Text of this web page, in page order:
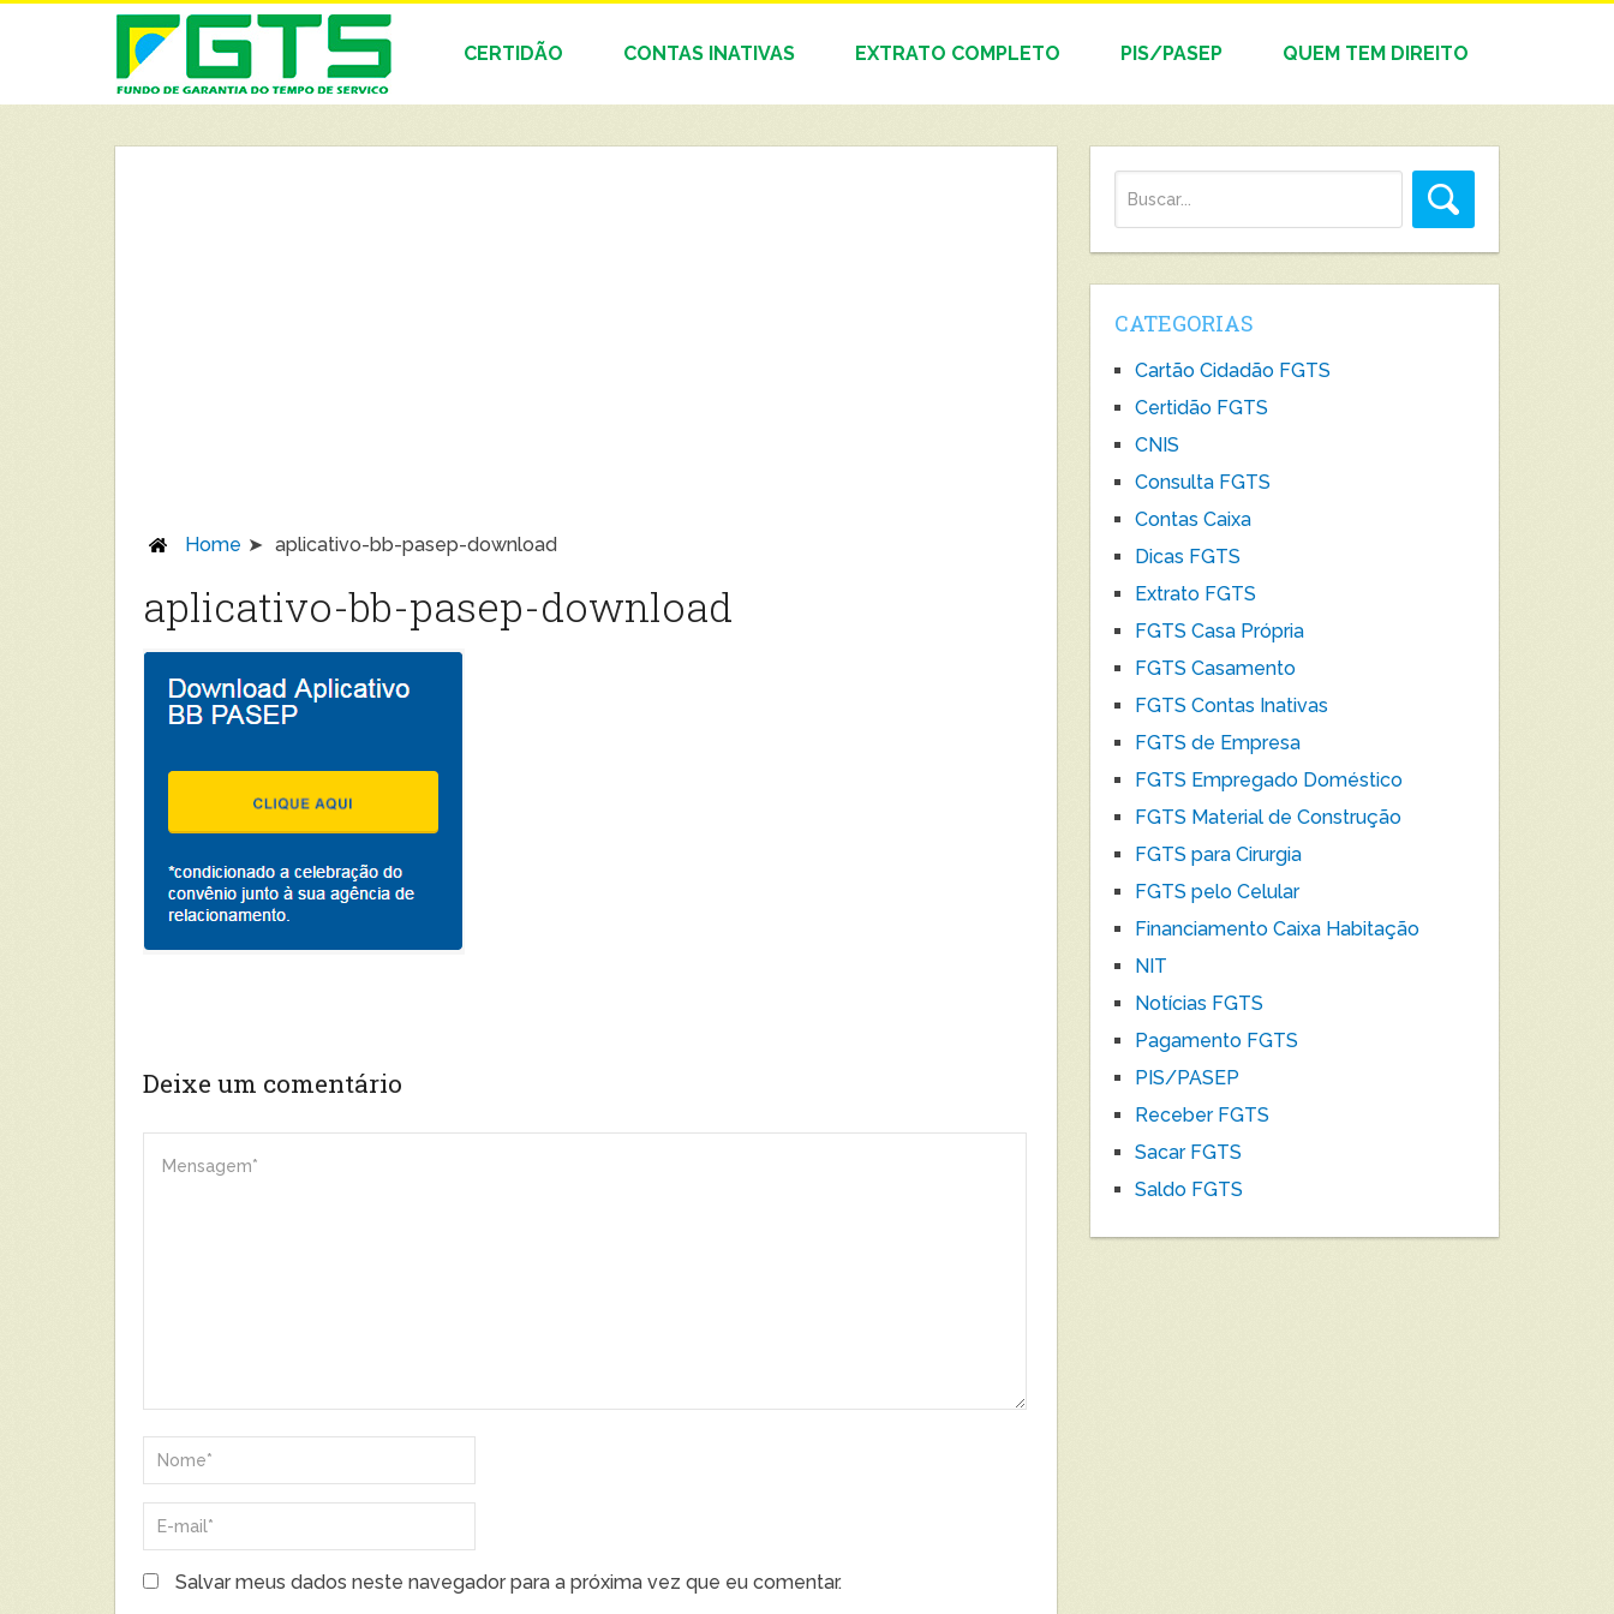
CERTIDÃO CONTAS INATIVAS EXTRATO COMPLETO PIS/PASEP QUEM TEM DIREITO
Home aplicativo-bb-pasep-download
aplicativo-bb-pasep-download
Deixe um comentário
Salvar meus dados neste navegador para a próxima vez que eu comentar.
CATEGORIAS
Cartão Cidadão FGTS
Certidão FGTS
CNIS
Consulta FGTS
Contas Caixa
Dicas FGTS
Extrato FGTS
FGTS Casa Própria
FGTS Casamento
FGTS Contas Inativas
FGTS de Empresa
FGTS Empregado Doméstico
FGTS Material de Construção
FGTS para Cirurgia
FGTS pelo Celular
Financiamento Caixa Habitação
NIT
Notícias FGTS
Pagamento FGTS
PIS/PASEP
Receber FGTS
Sacar FGTS
Saldo FGTS